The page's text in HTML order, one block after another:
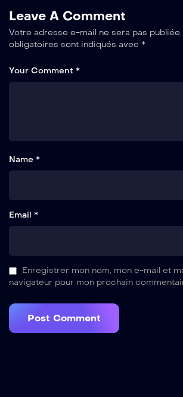
Leave A Comment
Votre adresse e-mail ne sera pas publiée.
obligatoires sont indiqués avec *
Your Comment *
Name *
Email *
Enregistrer mon nom, mon e-mail et
navigateur pour mon prochain